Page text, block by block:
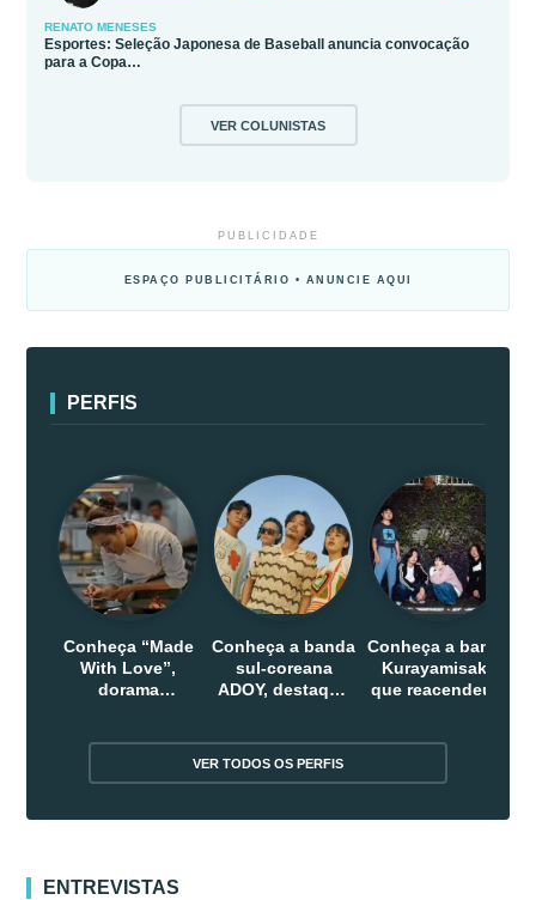
RENATO MENESES
Esportes: Seleção Japonesa de Baseball anuncia convocação
para a Copa…
VER COLUNISTAS
PUBLICIDADE
ESPAÇO PUBLICITÁRIO • ANUNCIE AQUI
PERFIS
Conheça “Made
With Love”,
dorama
Conheça a banda
sul-coreana
ADOY, destaque
Conheça a banda
Kurayamisaka
que reacendeu o
VER TODOS OS PERFIS
ENTREVISTAS